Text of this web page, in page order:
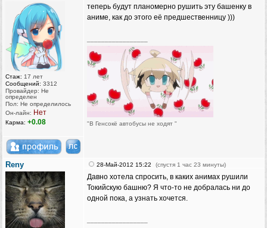
Стаж: 17 лет
Сообщений: 3312
Провайдер: Не
определен
Пол: Не определилось
Он-лайн: Нет
Карма: +0.08
теперь будут планомерно рушить эту башенку в
аниме, как до этого её предшественницу )))
"В Генсокё автобусы не ходят "
Reny 28-Май-2012 15:22 (спустя 1 час 23 минуты)
Давно хотела спросить, в каких анимах рушили
Токийскую башню? Я что-то не добралась ни до
одной пока, а узнать хочется.